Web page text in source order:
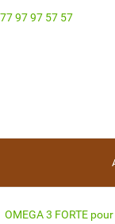
97 97 57 57
OMEGA 3 FORTE